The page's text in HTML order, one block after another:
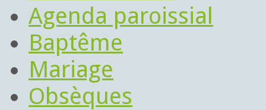
Agenda paroissial
Baptême
Mariage
Obsèques